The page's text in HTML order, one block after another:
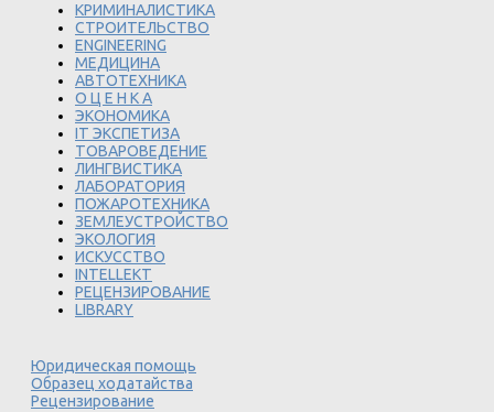
КРИМИНАЛИСТИКА
СТРОИТЕЛЬСТВО
ENGINEERING
МЕДИЦИНА
АВТОТЕХНИКА
О Ц Е Н К А
ЭКОНОМИКА
IT ЭКСПЕТИЗА
ТОВАРОВЕДЕНИЕ
ЛИНГВИСТИКА
ЛАБОРАТОРИЯ
ПОЖАРОТЕХНИКА
ЗЕМЛЕУСТРОЙСТВО
ЭКОЛОГИЯ
ИСКУССТВО
INTELLEKT
РЕЦЕНЗИРОВАНИЕ
LIBRARY
Юридическая помощь
Образец ходатайства
Рецензирование